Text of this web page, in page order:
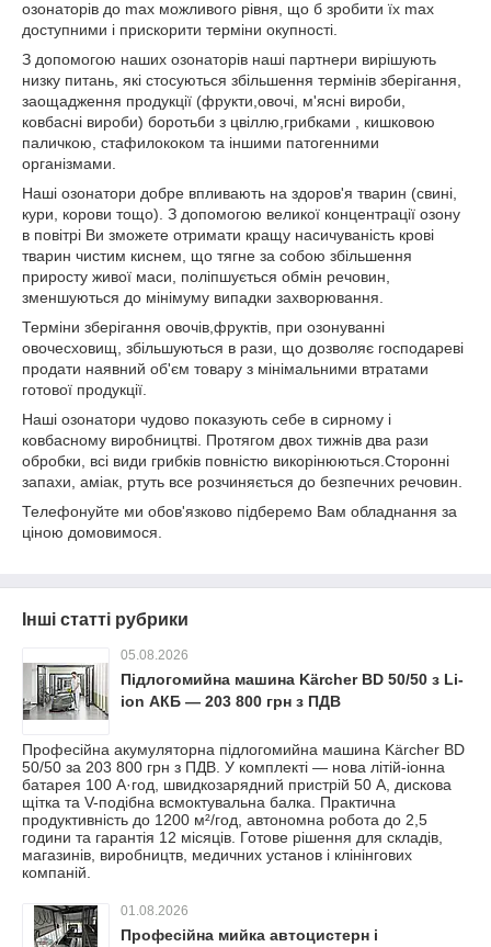
озонаторів до max можливого рівня, що б зробити їх max
доступними і прискорити терміни окупності.
З допомогою наших озонаторів наші партнери вирішують
низку питань, які стосуються збільшення термінів зберігання,
заощадження продукції (фрукти,овочі, м'ясні вироби,
ковбасні вироби) боротьби з цвіллю,грибками , кишковою
паличкою, стафилококом та іншими патогенними
організмами.
Наші озонатори добре впливають на здоров'я тварин (свині,
кури, корови тощо). З допомогою великої концентрації озону
в повітрі Ви зможете отримати кращу насичуваність крові
тварин чистим киснем, що тягне за собою збільшення
приросту живої маси, поліпшується обмін речовин,
зменшуються до мінімуму випадки захворювання.
Терміни зберігання овочів,фруктів, при озонуванні
овочесховищ, збільшуються в рази, що дозволяє господареві
продати наявний об'єм товару з мінімальними втратами
готової продукції.
Наші озонатори чудово показують себе в сирному і
ковбасному виробництві. Протягом двох тижнів два рази
обробки, всі види грибків повністю викорінюються.Сторонні
запахи, аміак, ртуть все розчиняється до безпечних речовин.
Телефонуйте ми обов'язково підберемо Вам обладнання за
ціною домовимося.
Інші статті рубрики
05.08.2026
Підлогомийна машина Kärcher BD 50/50 з Li-
ion АКБ — 203 800 грн з ПДВ
Професійна акумуляторна підлогомийна машина Kärcher BD
50/50 за 203 800 грн з ПДВ. У комплекті — нова літій-іонна
батарея 100 А·год, швидкозарядний пристрій 50 А, дискова
щітка та V-подібна всмоктувальна балка. Практична
продуктивність до 1200 м²/год, автономна робота до 2,5
години та гарантія 12 місяців. Готове рішення для складів,
магазинів, виробництв, медичних установ і клінінгових
компаній.
01.08.2026
Професійна мийка автоцистерн і